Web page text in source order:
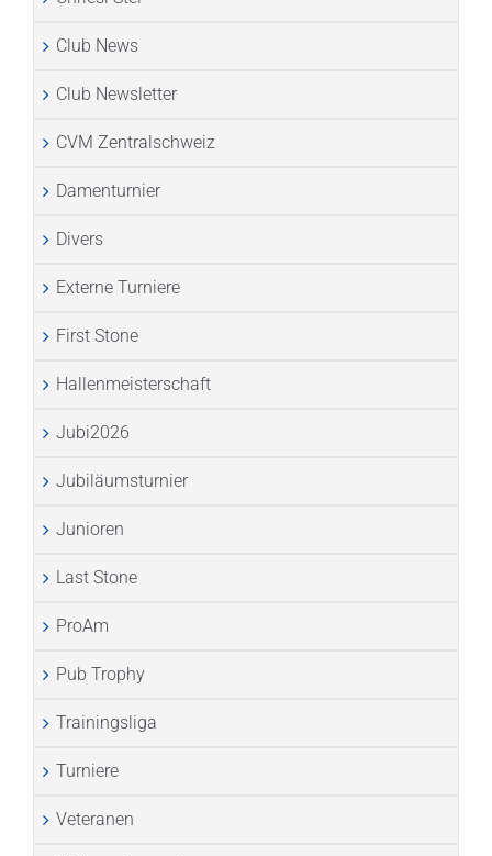
Club News
Club Newsletter
CVM Zentralschweiz
Damenturnier
Divers
Externe Turniere
First Stone
Hallenmeisterschaft
Jubi2026
Jubiläumsturnier
Junioren
Last Stone
ProAm
Pub Trophy
Trainingsliga
Turniere
Veteranen